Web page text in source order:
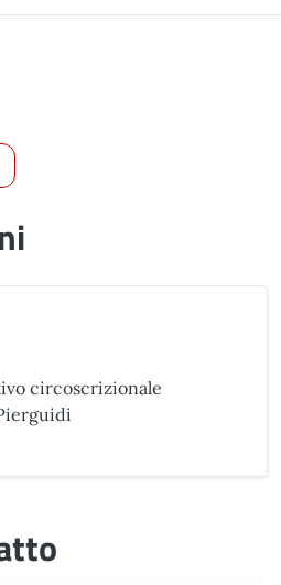
circoscrizionale